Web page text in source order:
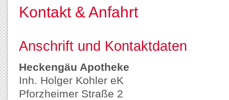
Kontakt & Anfahrt
Anschrift und Kontaktdaten
Heckengäu Apotheke
Inh. Holger Kohler eK
Pforzheimer Straße 2